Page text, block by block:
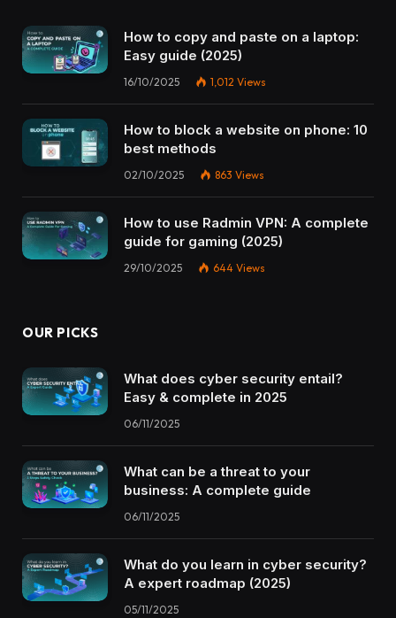
How to copy and paste on a laptop:
Easy guide (2025)
16/10/2025 1,012 Views
How to block a website on phone: 10
best methods
02/10/2025 863 Views
How to use Radmin VPN​: A complete
guide for gaming (2025)
29/10/2025 644 Views
OUR PICKS
What does cyber security entail?
Easy & complete in 2025
06/11/2025
What can be a threat to your
business: A complete guide
06/11/2025
What do you learn in cyber security?
A expert roadmap (2025)
05/11/2025